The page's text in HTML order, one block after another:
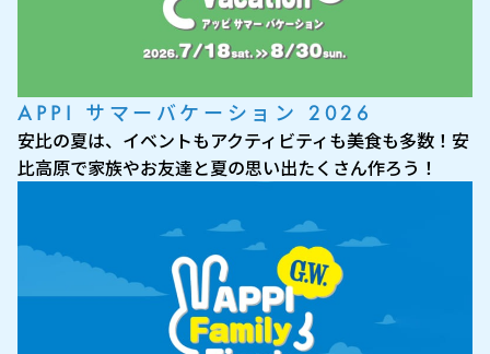
APPI サマーバケーション 2026
安比の夏は、イベントもアクティビティも美食も多数！安
比高原で家族やお友達と夏の思い出たくさん作ろう！